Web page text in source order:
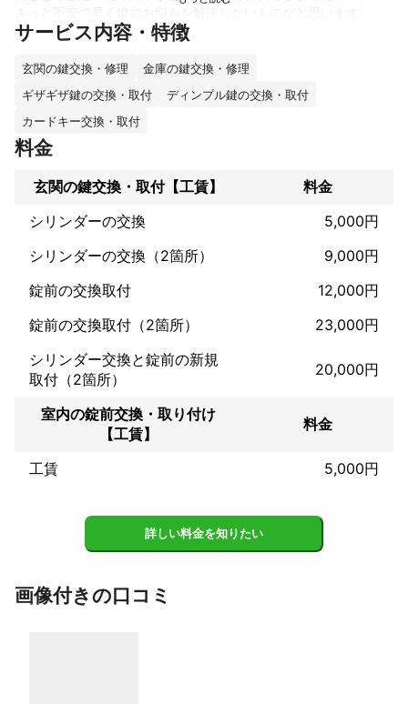
「今後どの様なトラブルが考えられるのか聞いておきたい」
い！
深夜料金なしですので、昼間が忙しい方もお気軽にお問い合わせ
いただけます。
また施工には非喫煙者が伺いますので、小さいお子様がいらっし
ゃる方も安心してご依頼下さい！
これまでの実績
ミツモアからご依頼いただいた方には高評価をいただいておりま
「本当にスマイルさんに、頼んで良かったです。丁寧やし、対応
もバッチリで、料金も安くて出張費も取らず、本当にありがとう
と、聞かれたら必ずスマイルさんを、オススメしようと思いまし
た。素晴らしい業者さんだと思いました。本当にありがとう😉👍
サービス内容・特徴
玄関の鍵交換・修理
金庫の鍵交換・修理
ギザギザ鍵の交換・取付
ディンプル鍵の交換・取付
カードキー交換・取付
料金
玄関の鍵交換・取付【工賃】
料金
シリンダーの交換
5,000円
シリンダーの交換（2箇所）
9,000円
錠前の交換取付
12,000円
錠前の交換取付（2箇所）
23,000円
シリンダー交換と錠前の新規
取付（2箇所）
20,000円
室内の錠前交換・取り付け
【工賃】
料金
工賃 5,000円
詳しい料金を知りたい
画像付きの口コミ